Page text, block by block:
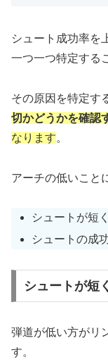
シュート成功率を
一つ一つ特定する
その原因を特定す
切かどうかを確認
なります。
アーチの低いこと
シュートが短
シュートの成
シュートが短
弾道が低い方がリ
す。